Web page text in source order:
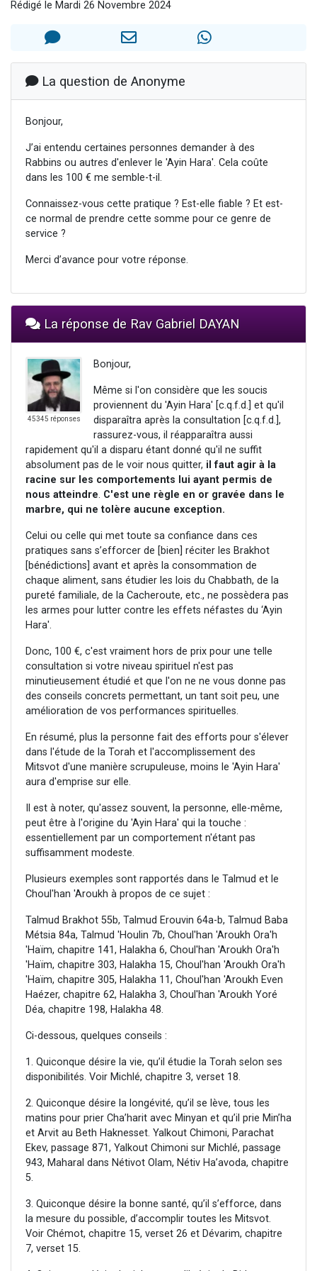
30 personnes viennent de faire un don pour Sauvez la jambe de Yohan
12 nouvelles musiques dans Torah-Box Music
29 personnes viennent de demander une bénédiction
Rédigé le Mardi 26 Novembre 2024
La question de Anonyme
Bonjour,
J’ai entendu certaines personnes demander à des
Rabbins ou autres d'enlever le 'Ayin Hara'. Cela coûte
dans les 100 € me semble-t-il.
Connaissez-vous cette pratique ? Est-elle fiable ? Et est-
ce normal de prendre cette somme pour ce genre de
service ?
Merci d’avance pour votre réponse.
La réponse de Rav Gabriel DAYAN
45345 réponses
Bonjour,
Même si l'on considère que les soucis
proviennent du 'Ayin Hara' [c.q.f.d.] et qu'il
disparaîtra après la consultation [c.q.f.d.],
rassurez-vous, il réapparaîtra aussi
rapidement qu'il a disparu étant donné qu'il ne suffit
absolument pas de le voir nous quitter, il faut agir à la
racine sur les comportements lui ayant permis de
nous atteindre. C'est une règle en or gravée dans le
marbre, qui ne tolère aucune exception.
Celui ou celle qui met toute sa confiance dans ces
pratiques sans s’efforcer de [bien] réciter les Brakhot
[bénédictions] avant et après la consommation de
chaque aliment, sans étudier les lois du Chabbath, de la
pureté familiale, de la Cacheroute, etc., ne possèdera pas
les armes pour lutter contre les effets néfastes du ‘Ayin
Hara'.
Donc, 100 €, c'est vraiment hors de prix pour une telle
consultation si votre niveau spirituel n'est pas
minutieusement étudié et que l'on ne ne vous donne pas
des conseils concrets permettant, un tant soit peu, une
amélioration de vos performances spirituelles.
En résumé, plus la personne fait des efforts pour s'élever
dans l'étude de la Torah et l'accomplissement des
Mitsvot d'une manière scrupuleuse, moins le 'Ayin Hara'
aura d'emprise sur elle.
Il est à noter, qu'assez souvent, la personne, elle-même,
peut être à l'origine du 'Ayin Hara' qui la touche :
essentiellement par un comportement n'étant pas
suffisamment modeste.
Plusieurs exemples sont rapportés dans le Talmud et le
Choul'han 'Aroukh à propos de ce sujet :
Talmud Brakhot 55b, Talmud Erouvin 64a-b, Talmud Baba
Métsia 84a, Talmud 'Houlin 7b, Choul'han 'Aroukh Ora'h
'Haïm, chapitre 141, Halakha 6, Choul'han 'Aroukh Ora'h
'Haïm, chapitre 303, Halakha 15, Choul'han 'Aroukh Ora'h
'Haïm, chapitre 305, Halakha 11, Choul'han 'Aroukh Even
Haézer, chapitre 62, Halakha 3, Choul'han 'Aroukh Yoré
Déa, chapitre 198, Halakha 48.
Ci-dessous, quelques conseils :
1. Quiconque désire la vie, qu’il étudie la Torah selon ses
disponibilités. Voir Michlé, chapitre 3, verset 18.
2. Quiconque désire la longévité, qu’il se lève, tous les
matins pour prier Cha’harit avec Minyan et qu’il prie Min’ha
et Arvit au Beth Haknesset. Yalkout Chimoni, Parachat
Ekev, passage 871, Yalkout Chimoni sur Michlé, passage
943, Maharal dans Nétivot Olam, Nétiv Ha’avoda, chapitre
5.
3. Quiconque désire la bonne santé, qu’il s’efforce, dans
la mesure du possible, d’accomplir toutes les Mitsvot.
Voir Chémot, chapitre 15, verset 26 et Dévarim, chapitre
7, verset 15.